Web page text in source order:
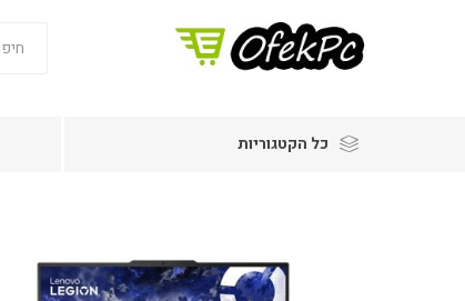
כל הקטגוריות